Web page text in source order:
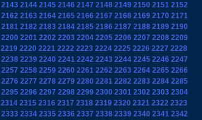
2143 2144 2145 2146 2147 2148 2149 2150 2151 2152
2162 2163 2164 2165 2166 2167 2168 2169 2170 2171
2181 2182 2183 2184 2185 2186 2187 2188 2189 2190
2200 2201 2202 2203 2204 2205 2206 2207 2208 2209
2219 2220 2221 2222 2223 2224 2225 2226 2227 2228
2238 2239 2240 2241 2242 2243 2244 2245 2246 2247
2257 2258 2259 2260 2261 2262 2263 2264 2265 2266
2276 2277 2278 2279 2280 2281 2282 2283 2284 2285
2295 2296 2297 2298 2299 2300 2301 2302 2303 2304
2314 2315 2316 2317 2318 2319 2320 2321 2322 2323
2333 2334 2335 2336 2337 2338 2339 2340 2341 2342